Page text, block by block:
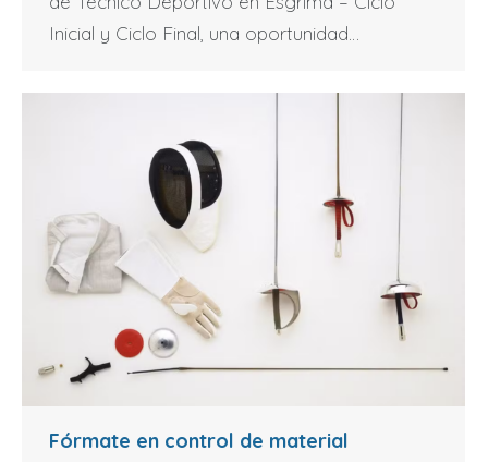
Inicial y Ciclo Final, una oportunidad…
Fórmate en control de material